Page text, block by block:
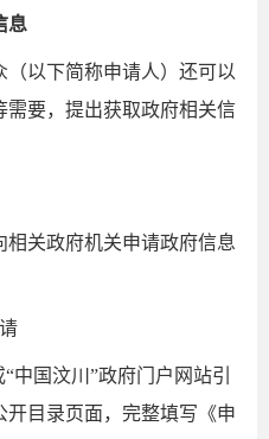
息
以下简称申请人）还可以
要，提出获取政府相关信
相关政府机关申请政府信息
中国汶川”政府门户网站引
目录页面，完整填写《申